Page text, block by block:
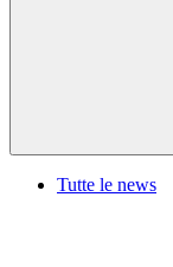
Tutte le news